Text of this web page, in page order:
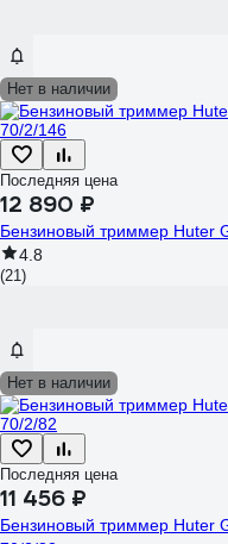
Нет в наличии
Последняя цена
12 890 ₽
Бензиновый триммер Huter
4.8
(21)
Нет в наличии
Последняя цена
11 456 ₽
Бензиновый триммер Huter